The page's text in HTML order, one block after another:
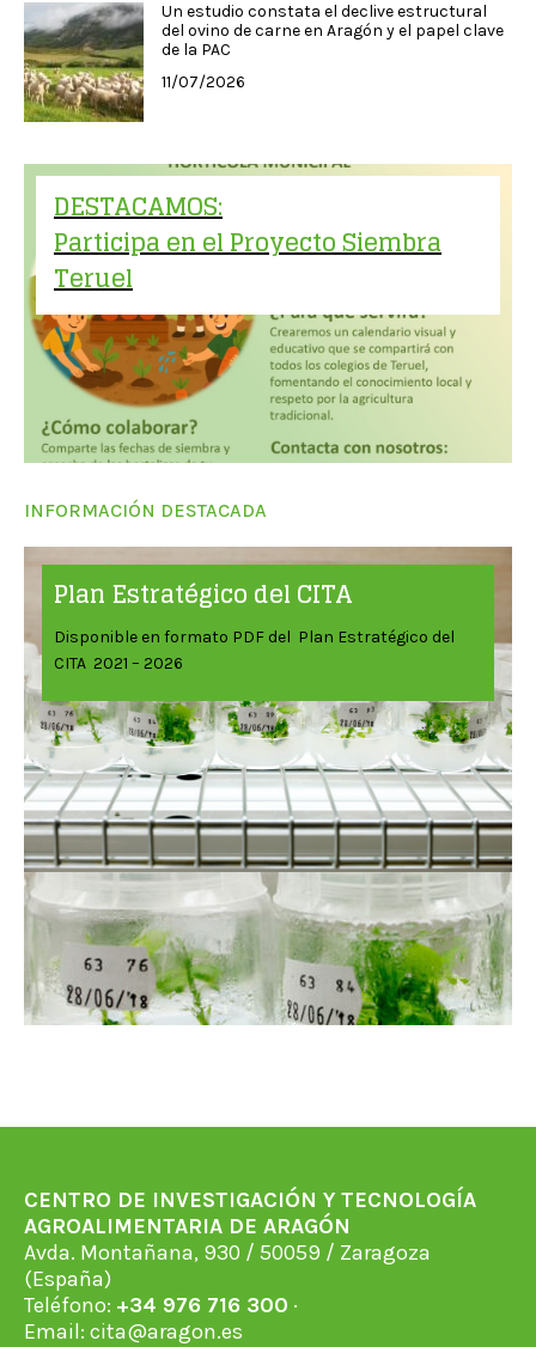
Un estudio constata el declive estructural
del ovino de carne en Aragón y el papel clave
de la PAC
11/07/2026
DESTACAMOS:
Participa en el Proyecto Siembra
Teruel
INFORMACIÓN DESTACADA
Plan Estratégico del CITA
Disponible en formato PDF del Plan Estratégico del
CITA 2021 – 2026
CENTRO DE INVESTIGACIÓN Y TECNOLOGÍA
AGROALIMENTARIA DE ARAGÓN
Avda. Montañana, 930 / 50059 / Zaragoza
(España)
Teléfono: +34 976 716 300 ·
Email: cita@aragon.es